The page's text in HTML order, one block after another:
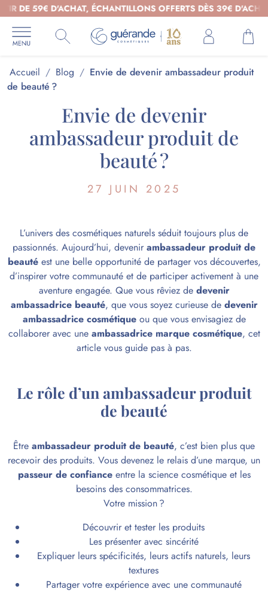
D'ACHAT, ÉCHANTILLONS OFFERTS DÈS 39€ D'ACHAT -
Accueil / Blog / Envie de devenir ambassadeur produit
de beauté ?
Envie de devenir
ambassadeur produit de
beauté ?
27 JUIN 2025
L’univers des cosmétiques naturels séduit toujours plus de
passionnés. Aujourd’hui, devenir ambassadeur produit de
beautéest une belle opportunité de partager vos découvertes,
d’inspirer votre communauté et de participer activement à une
aventure engagée. Que vous rêviez de devenir
ambassadrice beauté, que vous soyez curieuse de devenir
ambassadrice cosmétiqueou que vous envisagiez de
collaborer avec une ambassadrice marque cosmétique, cet
article vous guide pas à pas.
Le rôle d’un ambassadeur produit
de beauté
Être ambassadeur produit de beauté, c’est bien plus que
recevoir des produits. Vous devenez le relais d’une marque, un
passeur de confianceentre la science cosmétique et les
besoins des consommatrices.
Votre mission ?
Découvrir et tester les produits
Les présenter avec sincérité
Expliquer leurs spécificités, leurs actifs naturels, leurs
textures
Partager votre expérience avec une communauté